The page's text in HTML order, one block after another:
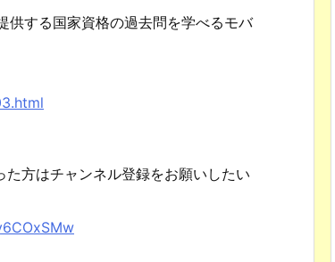
供する国家資格の過去問を学べるモバ
方はチャンネル登録をお願いしたい